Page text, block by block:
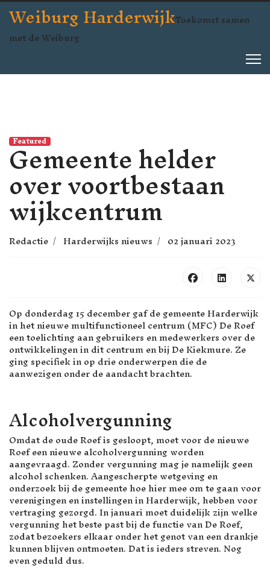
Weiburg HarderwijkToekomst samen
met de Weiburg
Featured
Gemeente helder
over voortbestaan
wijkcentrum
Redactie Harderwijks nieuws 02 januari 2023
Op donderdag 15 december gaf de gemeente Harderwijk
in het nieuwe multifunctioneel centrum (MFC) De Roef
een toelichting aan gebruikers en medewerkers over de
ontwikkelingen in dit centrum en bij De Kiekmure. Ze
ging specifiek in op drie onderwerpen die de
aanwezigen onder de aandacht brachten.
Alcoholvergunning
Omdat de oude Roef is gesloopt, moet voor de nieuwe
Roef een nieuwe alcoholvergunning worden
aangevraagd. Zonder vergunning mag je namelijk geen
alcohol schenken. Aangescherpte wetgeving en
onderzoek bij de gemeente hoe hier mee om te gaan voor
verenigingen en instellingen in Harderwijk, hebben voor
vertraging gezorgd. In januari moet duidelijk zijn welke
vergunning het beste past bij de functie van De Roef,
zodat bezoekers elkaar onder het genot van een drankje
kunnen blijven ontmoeten. Dat is ieders streven. Nog
even geduld dus.